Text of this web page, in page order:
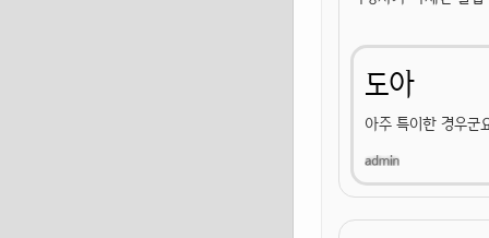
도아
아주 특이한 경우군